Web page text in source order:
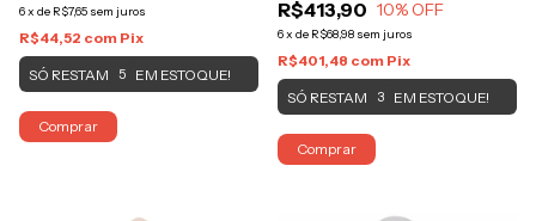
6x de R$7,65 sem juros
R$44,52 com Pix
SÓ RESTAM 5 EM ESTOQUE!
Comprar
R$413,90 10% OFF
6x de R$68,98 sem juros
R$401,48 com Pix
SÓ RESTAM 3 EM ESTOQUE!
Comprar